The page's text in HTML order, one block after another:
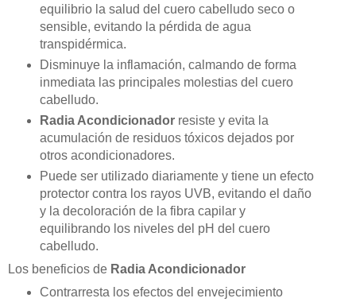
equilibrio la salud del cuero cabelludo seco o
sensible, evitando la pérdida de agua
transpidérmica.
Disminuye la inflamación, calmando de forma
inmediata las principales molestias del cuero
cabelludo.
Radia Acondicionadorresiste y evita la
acumulación de residuos tóxicos dejados por
otros acondicionadores.
Puede ser utilizado diariamente y tiene un efecto
protector contra los rayos UVB, evitando el daño
y la decoloración de la fibra capilar y
equilibrando los niveles del pH del cuero
cabelludo.
Los beneficios de Radia Acondicionador
Contrarresta los efectos del envejecimiento